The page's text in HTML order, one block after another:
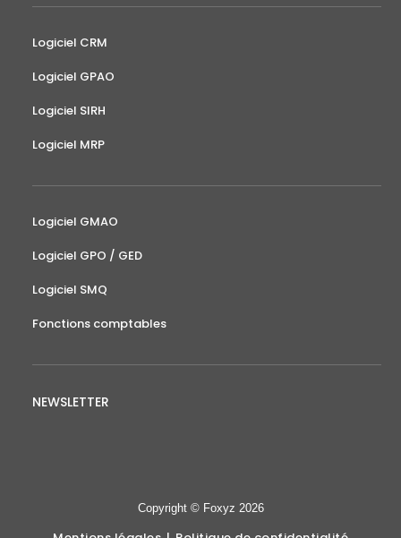
Logiciel CRM
Logiciel GPAO
Logiciel SIRH
Logiciel MRP
Logiciel GMAO
Logiciel GPO / GED
Logiciel SMQ
Fonctions comptables
NEWSLETTER
Copyright © Foxyz 2026